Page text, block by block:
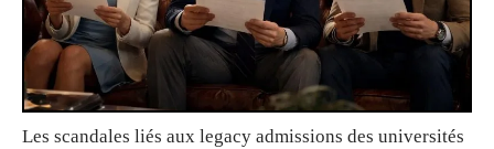
Les scandales liés aux legacy admissions des universités